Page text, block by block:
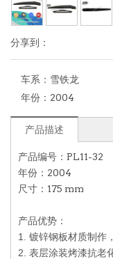
分享到：
车系： 雪铁龙
年份： 2004
产品描述
产品编号：PL11-32
年份：2004
尺寸：175 mm
产品优势：
1. 镀锌钢板材质制作
2. 表层涂装烤漆抗老